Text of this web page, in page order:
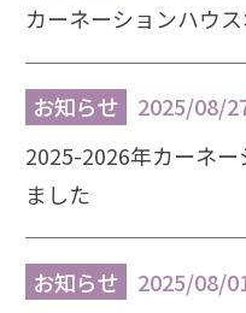
カーネーションハウ
お知らせ
2025/08/
2025-2026年カーネ
ました
お知らせ
2025/08/